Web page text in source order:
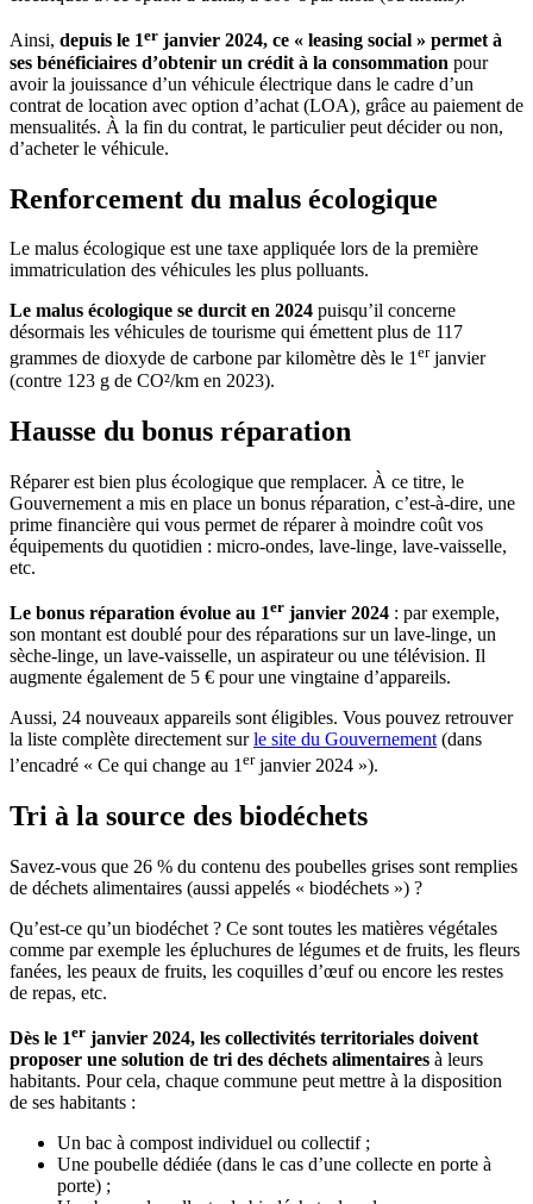
Ainsi, depuis le 1er janvier 2024, ce « leasing social » permet à
ses bénéficiaires d’obtenir un crédit à la consommation pour
avoir la jouissance d’un véhicule électrique dans le cadre d’un
contrat de location avec option d’achat (LOA), grâce au paiement de
mensualités. À la fin du contrat, le particulier peut décider ou non,
d’acheter le véhicule.
Renforcement du malus écologique
Le malus écologique est une taxe appliquée lors de la première
immatriculation des véhicules les plus polluants.
Le malus écologique se durcit en 2024 puisqu’il concerne
désormais les véhicules de tourisme qui émettent plus de 117
grammes de dioxyde de carbone par kilomètre dès le 1erjanvier
(contre 123 g de CO²/km en 2023).
Hausse du bonus réparation
Réparer est bien plus écologique que remplacer. À ce titre, le
Gouvernement a mis en place un bonus réparation, c’est-à-dire, une
prime financière qui vous permet de réparer à moindre coût vos
équipements du quotidien : micro-ondes, lave-linge, lave-vaisselle,
etc.
Le bonus réparation évolue au 1er janvier 2024 : par exemple,
son montant est doublé pour des réparations sur un lave-linge, un
sèche-linge, un lave-vaisselle, un aspirateur ou une télévision. Il
augmente également de 5 € pour une vingtaine d’appareils.
Aussi, 24 nouveaux appareils sont éligibles. Vous pouvez retrouver
la liste complète directement surle site du Gouvernement (dans
l’encadré « Ce qui change au 1 erjanvier 2024 »).
Tri à la source des biodéchets
Savez-vous que 26 % du contenu des poubelles grises sont remplies
de déchets alimentaires (aussi appelés « biodéchets ») ?
Qu’est-ce qu’un biodéchet ? Ce sont toutes les matières végétales
comme par exemple les épluchures de légumes et de fruits, les fleurs
fanées, les peaux de fruits, les coquilles d’œuf ou encore les restes
de repas, etc.
Dès le 1er janvier 2024, les collectivités territoriales doivent
proposer une solution de tri des déchets alimentaires à leurs
habitants. Pour cela, chaque commune peut mettre à la disposition
de ses habitants :
Un bac à compost individuel ou collectif ;
Une poubelle dédiée (dans le cas d’une collecte en porte à
porte) ;